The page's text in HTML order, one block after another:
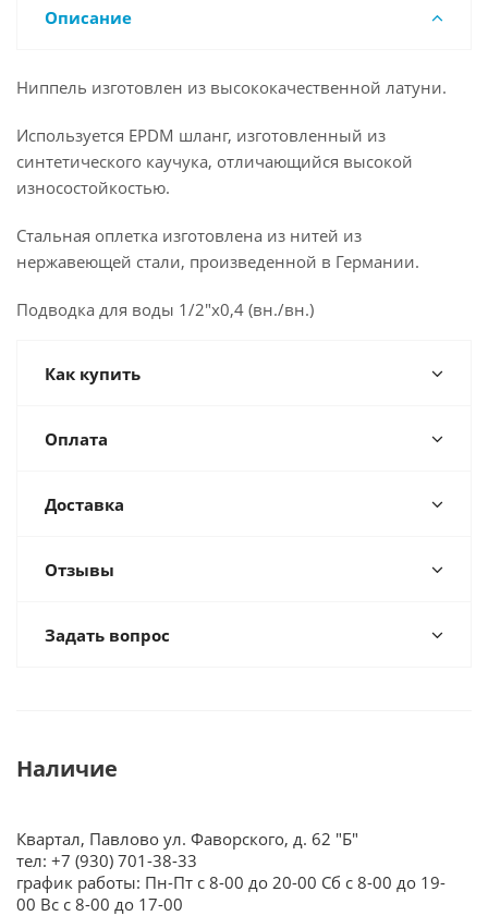
Описание
Ниппель изготовлен из высококачественной латуни.
Используется EPDM шланг, изготовленный из
синтетического каучука, отличающийся высокой
износостойкостью.
Стальная оплетка изготовлена из нитей из
нержавеющей стали, произведенной в Германии.
Подводка для воды 1/2"x0,4 (вн./вн.)
Как купить
Оплата
Доставка
Отзывы
Задать вопрос
Наличие
Квартал, Павлово ул. Фаворского, д. 62 "Б"
тел: +7 (930) 701-38-33
график работы: Пн-Пт с 8-00 до 20-00 Сб с 8-00 до 19-
00 Вс с 8-00 до 17-00